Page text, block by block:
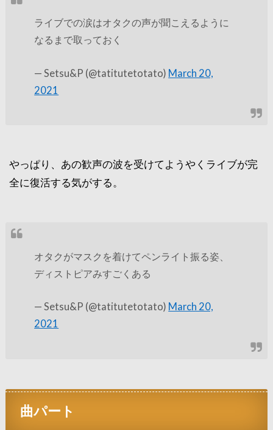
ライブでの涙はオタクの声が聞こえるように
なるまで取っておく
— Setsu&P (@tatitutetotato) March 20,
2021
やっぱり、あの歓声の波を受けてようやくライブが完
全に復活する気がする。
オタクがマスクを着けてペンライト振る姿、
ディストピアみすごくある
— Setsu&P (@tatitutetotato) March 20,
2021
曲パート